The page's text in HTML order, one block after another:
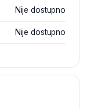
Nije dostupno
Nije dostupno